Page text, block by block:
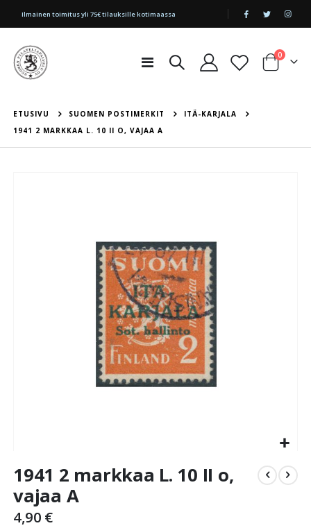
|
Ilmainen toimitus yli 75€ tilauksille kotimaassa
Toggle
Cart
0tuotetta
ETUSIVU SUOMEN POSTIMERKIT
ITÄ-KARJALA
1941 2 MARKKAA L. 10 II O, VAJAA A
to
beginning
of
1941 2 markkaa L. 10 II o,
vajaa A
4,90 €